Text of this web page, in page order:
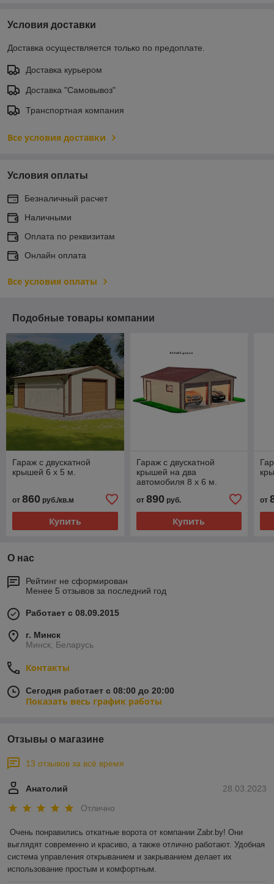
Условия доставки
Доставка осуществляется только по предоплате.
Доставка курьером
Доставка "Самовывоз"
Транспортная компания
Все условия доставки
Условия оплаты
Безналичный расчет
Наличными
Оплата по реквизитам
Онлайн оплата
Все условия оплаты
Подобные товары компании
Гараж с двускатной
крышей 6 х 5 м.
от 860 руб./кв.м
Купить
Гараж с двускатной
крышей на два
автомобиля 8 х 6 м.
от 890руб.
Купить
от
О нас
Рейтинг не сформирован
Менее 5 отзывов за последний год
Работает с 08.09.2015
г. Минск
Минск, Беларусь
Контакты
Сегодня работает с 08:00 до 20:00
Показать весь график работы
Отзывы о магазине
13 отзывов за всё время
28.03.2023
Анатолий
Отлично
Очень понравились откатные ворота от компании Zabr.by! Они
выглядят современно и красиво, а также отлично работают. Удобная
система управления открыванием и закрыванием делает их
использование простым и комфортным.